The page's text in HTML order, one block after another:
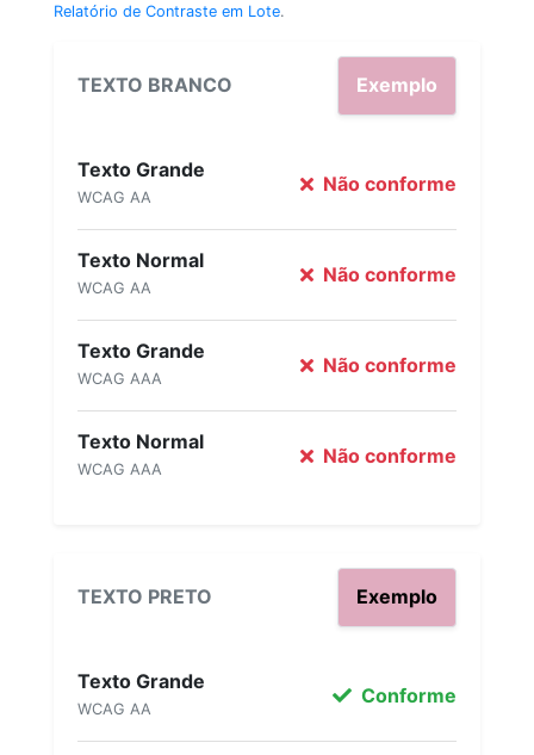
Relatório de Contraste em Lote.
TEXTO BRANCO Exemplo
Texto Grande
WCAG AA
Não conforme
Texto Normal
WCAG AA
Não conforme
Texto Grande
WCAG AAA
Não conforme
Texto Normal
WCAG AAA
Não conforme
TEXTO PRETO Exemplo
Texto Grande
WCAG AA
Conforme